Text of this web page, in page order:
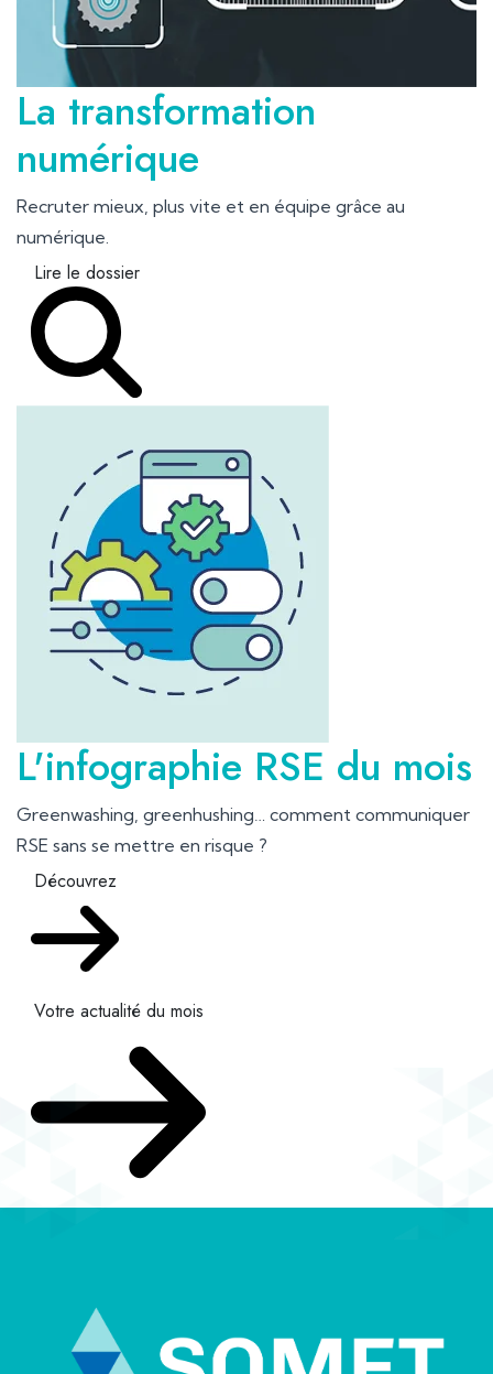
La transformation
numérique
Recruter mieux, plus vite et en équipe grâce au
numérique.
Lire le dossier
L'infographie RSE du mois
Greenwashing, greenhushing… comment communiquer
RSE sans se mettre en risque ?
Découvrez
Votre actualité du mois